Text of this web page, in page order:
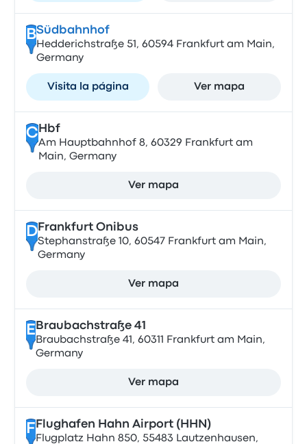
BSüdbahnhof
Hedderichstraße 51, 60594 Frankfurt am Main,
Germany
Visita la página Ver mapa
CHbf
Am Hauptbahnhof 8, 60329 Frankfurt am
Main, Germany
Ver mapa
DFrankfurt Onibus
Stephanstraße 10, 60547 Frankfurt am Main,
Germany
Ver mapa
E Braubachstraße 41
Braubachstraße 41, 60311 Frankfurt am Main,
Germany
Ver mapa
F Flughafen Hahn Airport (HHN)
Flugplatz Hahn 850, 55483 Lautzenhausen,